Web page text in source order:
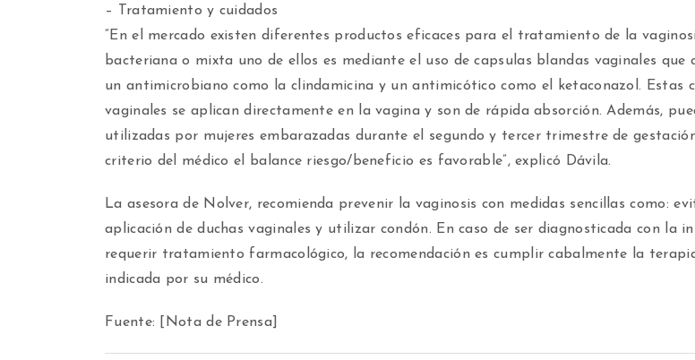
– Tratamiento y cuidados
“En el mercado existen diferentes productos eficaces para el tratamiento de la
bacteriana o mixta uno de ellos es mediante el uso de capsulas blandas vaginales que
un antimicrobiano como la clindamicina y un antimicótico como el ketaconazol. Estas
vaginales se aplican directamente en la vagina y son de rápida absorción. Además,
utilizadas por mujeres embarazadas durante el segundo y tercer trimestre de
criterio del médico el balance riesgo/beneficio es favorable”, explicó Dávila.
La asesora de Nolver, recomienda prevenir la vaginosis con medidas sencillas como:
aplicación de duchas vaginales y utilizar condón. En caso de ser diagnosticada con la
requerir tratamiento farmacológico, la recomendación es cumplir cabalmente la
indicada por su médico.
Fuente: [Nota de Prensa]